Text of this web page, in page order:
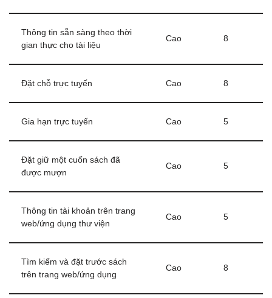
Thông tin sẵn sàng theo thời
gian thực cho tài liệu
Cao 8
Đặt chỗ trực tuyến Cao 8
Gia hạn trực tuyến Cao 5
Đặt giữ một cuốn sách đã
được mượn
Cao 5
Thông tin tài khoản trên trang
web/ứng dụng thư viện
Cao 5
Tìm kiếm và đặt trước sách
trên trang web/ứng dụng
Cao 8